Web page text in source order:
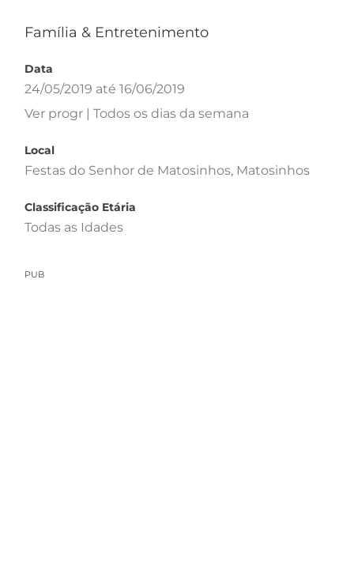
Família & Entretenimento
Data
24/05/2019 até 16/06/2019
Ver progr | Todos os dias da semana
Local
Festas do Senhor de Matosinhos, Matosinhos
Classificação Etária
Todas as Idades
PUB